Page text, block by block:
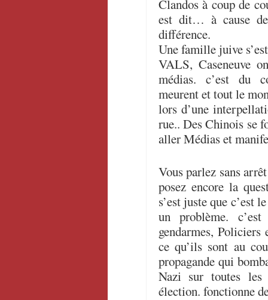
Clandos à coup de
est dit… à cause
différence.
Une famille juive
VALS, Caseneuve
médias. c’est du
meurent et tout le
lors d’une
rue.. Des Chinois se
aller Médias et
Vous parlez sans
posez encore la
s’est juste que c’est
un problème.
gendarmes,
ce qu’ils sont au
propagande qui
Nazi sur toutes les
élection. fonctionne